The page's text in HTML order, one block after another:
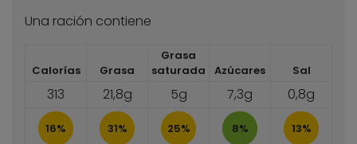
Una ración contiene
Calorías Grasa
Grasa
saturada
Azúcares Sal
313 21,8g 5g 7,3g 0,8g
16% 31% 25% 8% 13%